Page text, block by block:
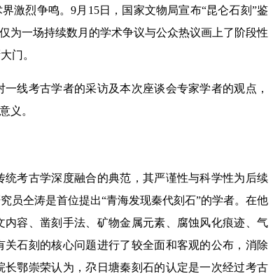
烈争鸣。9月15日，国家文物局宣布“昆仑石刻”鉴
为一场持续数月的学术争议与公众热议画上了阶段性
门。
考古学者的采访及本次座谈会专家学者的观点，
义。
考古学深度融合的典范，其严谨性与科学性为后续
员仝涛是首位提出“青海发现秦代刻石”的学者。在他
容、凿刻手法、矿物金属元素、腐蚀风化痕迹、气
石刻的核心问题进行了较全面和客观的公布，消除
鄂崇荣认为，尕日塘秦刻石的认定是一次经过考古